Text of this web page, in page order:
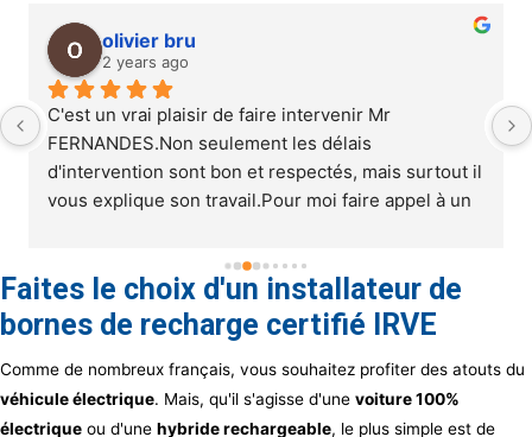
olivier bru
2 years ago
C'est un vrai plaisir de faire intervenir Mr
FERNANDES.Non seulement les délais
d'intervention sont bon et respectés, mais surtout il
vous explique son travail.Pour moi faire appel à un
en plus on nous explique le pourquoi du comment
c'est parfait, comme ce fut le cas de l'intervention
chez moi.Sécurisation et amélioration de la terre,
pose d'éclairage digne de ce nom dans cuisine et
salle de bain (c'est le jour et la nuit c'est le cas de le
dire), bref je ne peux que le recommander.
Faites le choix d'un installateur de
bornes de recharge certifié IRVE
Comme de nombreux français, vous souhaitez profiter des atouts du
véhicule électrique. Mais, qu'il s'agisse d'une voiture 100%
électrique ou d'une hybride rechargeable, le plus simple est de